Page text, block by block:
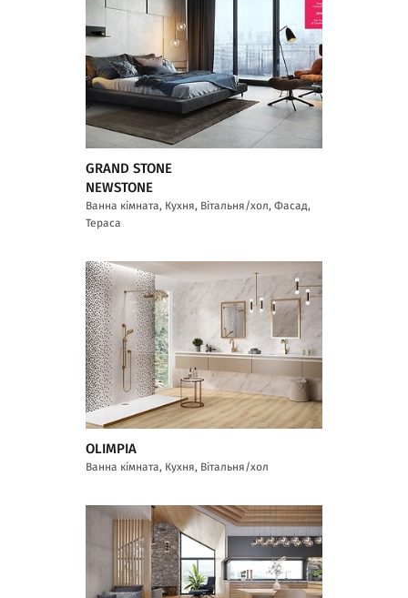
GRAND STONE
NEWSTONE
Ванна кімната, Кухня, Вітальня/хол, Фасад,
Тераса
OLIMPIA
Ванна кімната, Кухня, Вітальня/хол